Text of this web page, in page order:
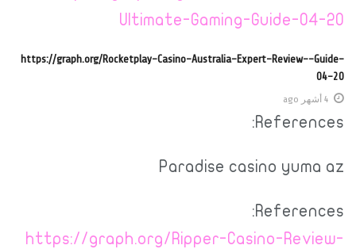
Ultimate-Gaming-Guide-04-20
https://graph.org/Rocketplay-Casino-Australia-Expert-Review--Guide-
04-20
4 أشهر ago
References:
Paradise casino yuma az
References:
https://graph.org/Ripper-Casino-Review-